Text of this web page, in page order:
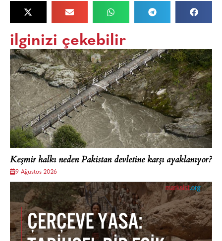
ilginizi çekebilir
Keşmir halkı neden Pakistan devletine karşı ayaklanıyor?
9 Ağustos 2026